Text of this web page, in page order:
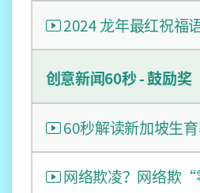
2024 龙年最红祝福
创意新闻60秒 - 鼓励奖
60秒解读新加坡生
网络欺凌？网络欺“